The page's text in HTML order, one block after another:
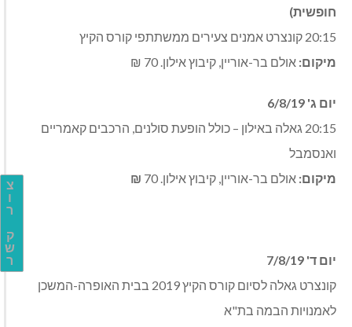
צ
ו
ר
ק
ש
ר
חופשית)
20:15 קונצרט אמנים צעירים ממשתתפי קורס הקיץ
מיקום: אולם בר-אוריין, קיבוץ אילון. 70 ₪
יום ג' 6/8/19
20:15 גאלה באילון – כולל הופעת סולנים, הרכבים קאמריים
ואנסמבל
מיקום: אולם בר-אוריין, קיבוץ אילון. 70 ₪
יום ד' 7/8/19
קונצרט גאלה לסיום קורס הקיץ 2019 בבית האופרה-המשכן
לאמנויות הבמה בת"א